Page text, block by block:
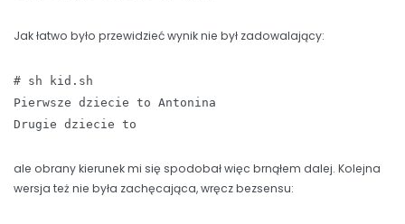
Jak łatwo było przewidzieć wynik nie był zadowalający:
# sh kid.sh
Pierwsze dziecie to Antonina
Drugie dziecie to
ale obrany kierunek mi się spodobał więc brnąłem dalej. Kolejna
wersja też nie była zachęcająca, wręcz bezsensu: